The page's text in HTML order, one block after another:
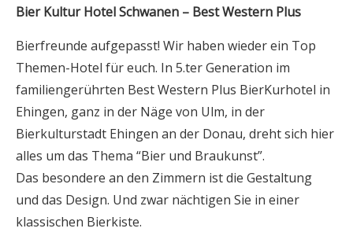
Bier Kultur Hotel Schwanen – Best Western Plus
Bierfreunde aufgepasst! Wir haben wieder ein Top
Themen-Hotel für euch. In 5.ter Generation im
familiengerührten Best Western Plus BierKurhotel in
Ehingen, ganz in der Näge von Ulm, in der
Bierkulturstadt Ehingen an der Donau, dreht sich hier
alles um das Thema “Bier und Braukunst”.
Das besondere an den Zimmern ist die Gestaltung
und das Design. Und zwar nächtigen Sie in einer
klassischen Bierkiste.